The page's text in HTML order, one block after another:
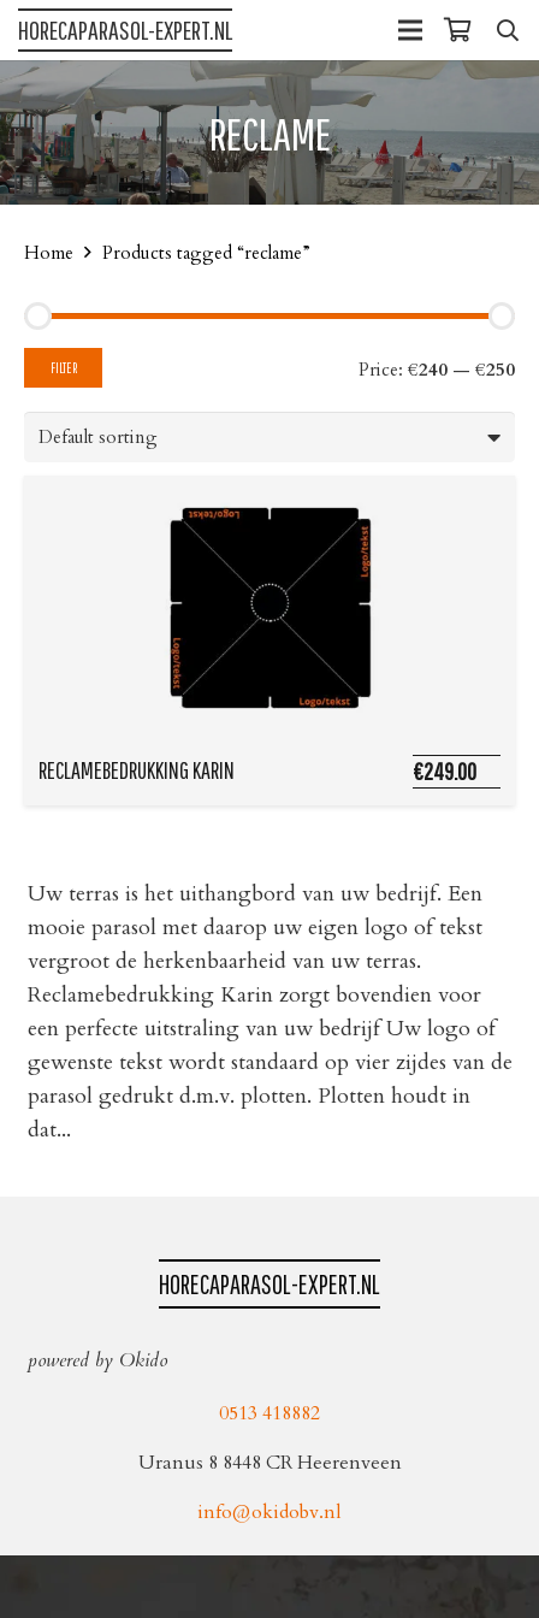
HORECAPARASOL-EXPERT.NL
RECLAME
Home Products tagged “reclame”
FILTER Price: €240 — €250
RECLAMEBEDRUKKING KARIN €249.00
Uw terras is het uithangbord van uw bedrijf. Een
mooie parasol met daarop uw eigen logo of tekst
vergroot de herkenbaarheid van uw terras.
Reclamebedrukking Karin zorgt bovendien voor
een perfecte uitstraling van uw bedrijf Uw logo of
gewenste tekst wordt standaard op vier zijdes van de
parasol gedrukt d.m.v. plotten. Plotten houdt in
dat...
HORECAPARASOL-EXPERT.NL
powered by Okido
0513 418882
Uranus 8 8448 CR Heerenveen
info@okidobv.nl